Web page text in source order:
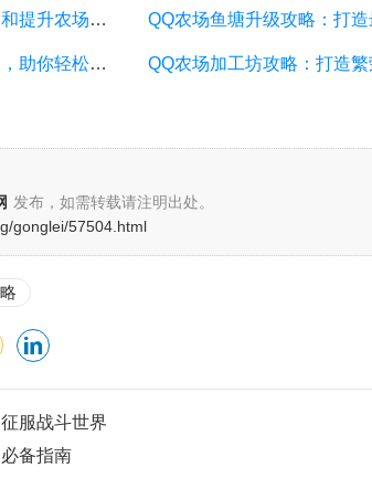
QQ农场点券攻略：如何快速获取点券和提升农场等级 QQ农场鱼塘升级攻略：打
QQ农场蜂巢攻略：打造高产蜜蜂帝国，助你轻松获得丰厚收益 QQ农场加工坊攻略：打造
发布，如需转载请注明出处。
gonglei/57504.html
服战斗世界
备指南